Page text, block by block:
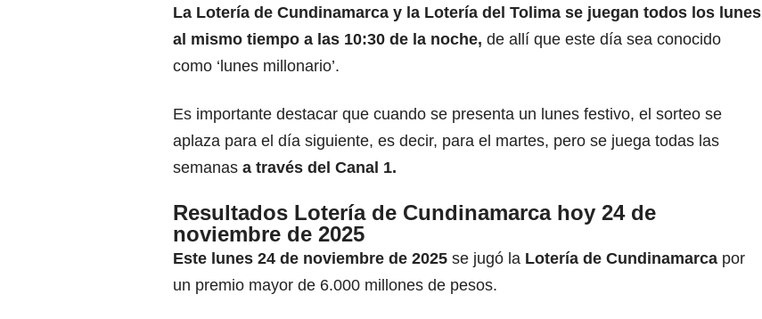
La Lotería de Cundinamarca y la Lotería del Tolima se juegan todos los lunes
al mismo tiempo a las 10:30 de la noche, de allí que este día sea conocido
como ‘lunes millonario’.
Es importante destacar que cuando se presenta un lunes festivo, el sorteo se
aplaza para el día siguiente, es decir, para el martes, pero se juega todas las
semanas a través del Canal 1.
Resultados Lotería de Cundinamarca hoy 24 de
noviembre de 2025
Este lunes 24 de noviembre de 2025 se jugó la Lotería de Cundinamarca por
un premio mayor de 6.000 millones de pesos.